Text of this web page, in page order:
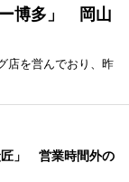
ー博多」 岡山
店を営んでおり、昨
匠」 営業時間外の